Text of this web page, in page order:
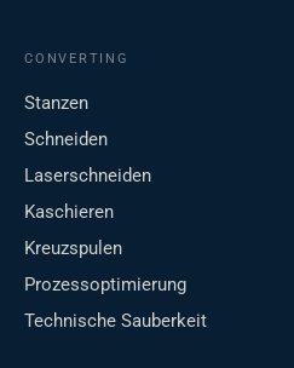
CONVERTING
Stanzen
Schneiden
Laserschneiden
Kaschieren
Kreuzspulen
Prozessoptimierung
Technische Sauberkeit